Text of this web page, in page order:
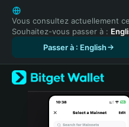
English
日本語
Tiếng Việt
Español (Latinoamérica)
Türkçe
Italiano
Vous consultez actuellement
Souhaitez-vous passer à :
Passer à : English